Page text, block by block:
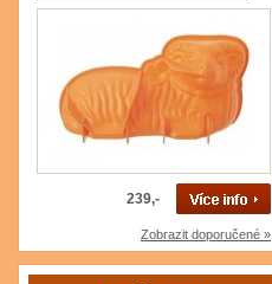
239,-
Zobrazit doporučené »